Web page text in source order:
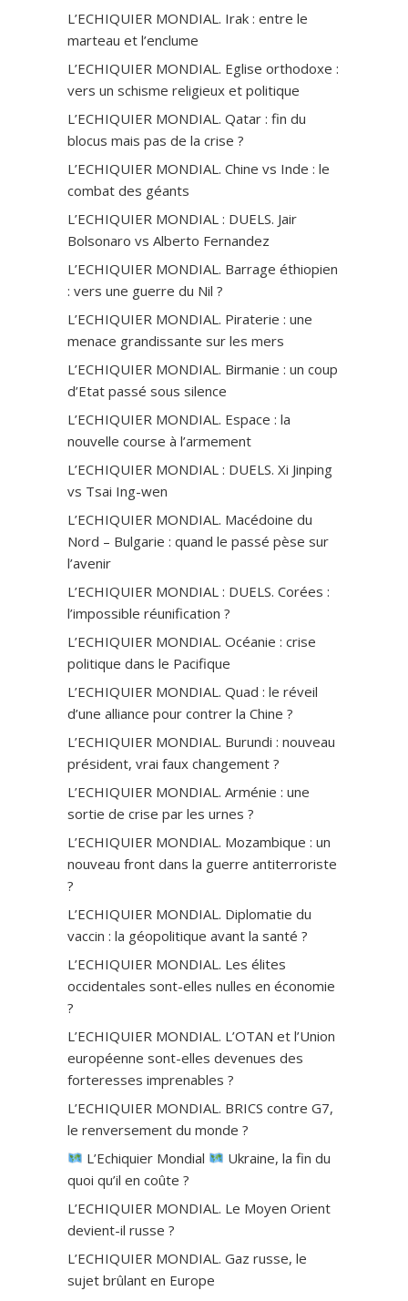
L’ECHIQUIER MONDIAL. Irak : entre le
marteau et l’enclume
L’ECHIQUIER MONDIAL. Eglise orthodoxe :
vers un schisme religieux et politique
L’ECHIQUIER MONDIAL. Qatar : fin du
blocus mais pas de la crise ?
L’ECHIQUIER MONDIAL. Chine vs Inde : le
combat des géants
L’ECHIQUIER MONDIAL : DUELS. Jair
Bolsonaro vs Alberto Fernandez
L’ECHIQUIER MONDIAL. Barrage éthiopien
: vers une guerre du Nil ?
L’ECHIQUIER MONDIAL. Piraterie : une
menace grandissante sur les mers
L’ECHIQUIER MONDIAL. Birmanie : un coup
d’Etat passé sous silence
L’ECHIQUIER MONDIAL. Espace : la
nouvelle course à l’armement
L’ECHIQUIER MONDIAL : DUELS. Xi Jinping
vs Tsai Ing-wen
L’ECHIQUIER MONDIAL. Macédoine du
Nord – Bulgarie : quand le passé pèse sur
l’avenir
L’ECHIQUIER MONDIAL : DUELS. Corées :
l’impossible réunification ?
L’ECHIQUIER MONDIAL. Océanie : crise
politique dans le Pacifique
L’ECHIQUIER MONDIAL. Quad : le réveil
d’une alliance pour contrer la Chine ?
L’ECHIQUIER MONDIAL. Burundi : nouveau
président, vrai faux changement ?
L’ECHIQUIER MONDIAL. Arménie : une
sortie de crise par les urnes ?
L’ECHIQUIER MONDIAL. Mozambique : un
nouveau front dans la guerre antiterroriste
?
L’ECHIQUIER MONDIAL. Diplomatie du
vaccin : la géopolitique avant la santé ?
L’ECHIQUIER MONDIAL. Les élites
occidentales sont-elles nulles en économie
?
L’ECHIQUIER MONDIAL. L’OTAN et l’Union
européenne sont-elles devenues des
forteresses imprenables ?
L’ECHIQUIER MONDIAL. BRICS contre G7,
le renversement du monde ?
L’Echiquier Mondial
Ukraine, la fin du
quoi qu’il en coûte ?
L’ECHIQUIER MONDIAL. Le Moyen Orient
devient-il russe ?
L’ECHIQUIER MONDIAL. Gaz russe, le
sujet brûlant en Europe